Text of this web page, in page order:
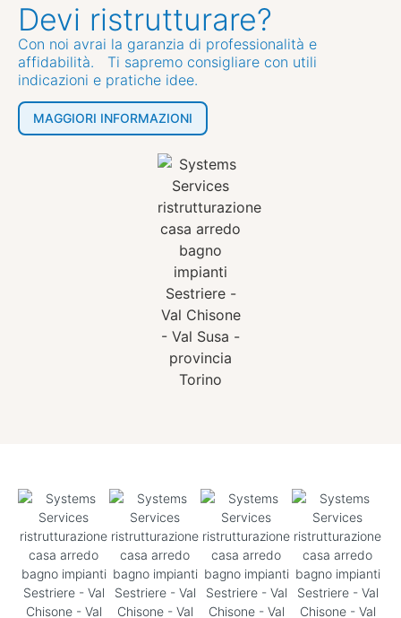
Devi ristrutturare?
Con noi avrai la garanzia di professionalità e
affidabilità. Ti sapremo consigliare con utili
indicazioni e pratiche idee.
MAGGIORI INFORMAZIONI